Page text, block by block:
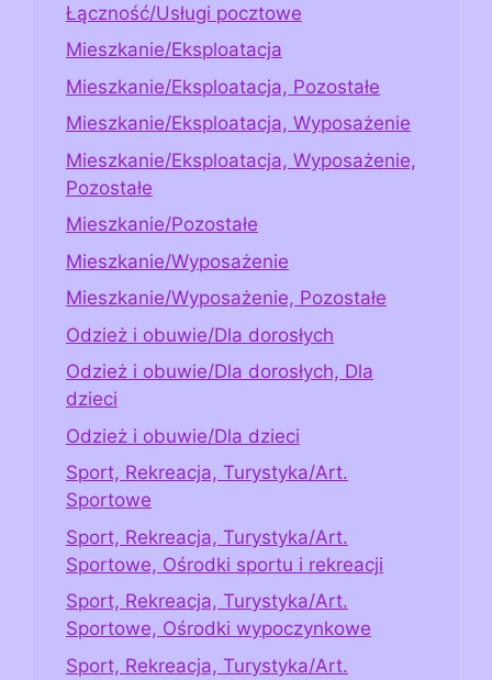
Łączność/Usługi pocztowe
Mieszkanie/Eksploatacja
Mieszkanie/Eksploatacja, Pozostałe
Mieszkanie/Eksploatacja, Wyposażenie
Mieszkanie/Eksploatacja, Wyposażenie,
Pozostałe
Mieszkanie/Pozostałe
Mieszkanie/Wyposażenie
Mieszkanie/Wyposażenie, Pozostałe
Odzież i obuwie/Dla dorosłych
Odzież i obuwie/Dla dorosłych, Dla
dzieci
Odzież i obuwie/Dla dzieci
Sport, Rekreacja, Turystyka/Art.
Sportowe
Sport, Rekreacja, Turystyka/Art.
Sportowe, Ośrodki sportu i rekreacji
Sport, Rekreacja, Turystyka/Art.
Sportowe, Ośrodki wypoczynkowe
Sport, Rekreacja, Turystyka/Art.